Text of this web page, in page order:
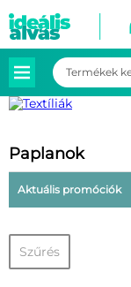
Products
search
Paplanok
Aktuális promóciók
Szűrés